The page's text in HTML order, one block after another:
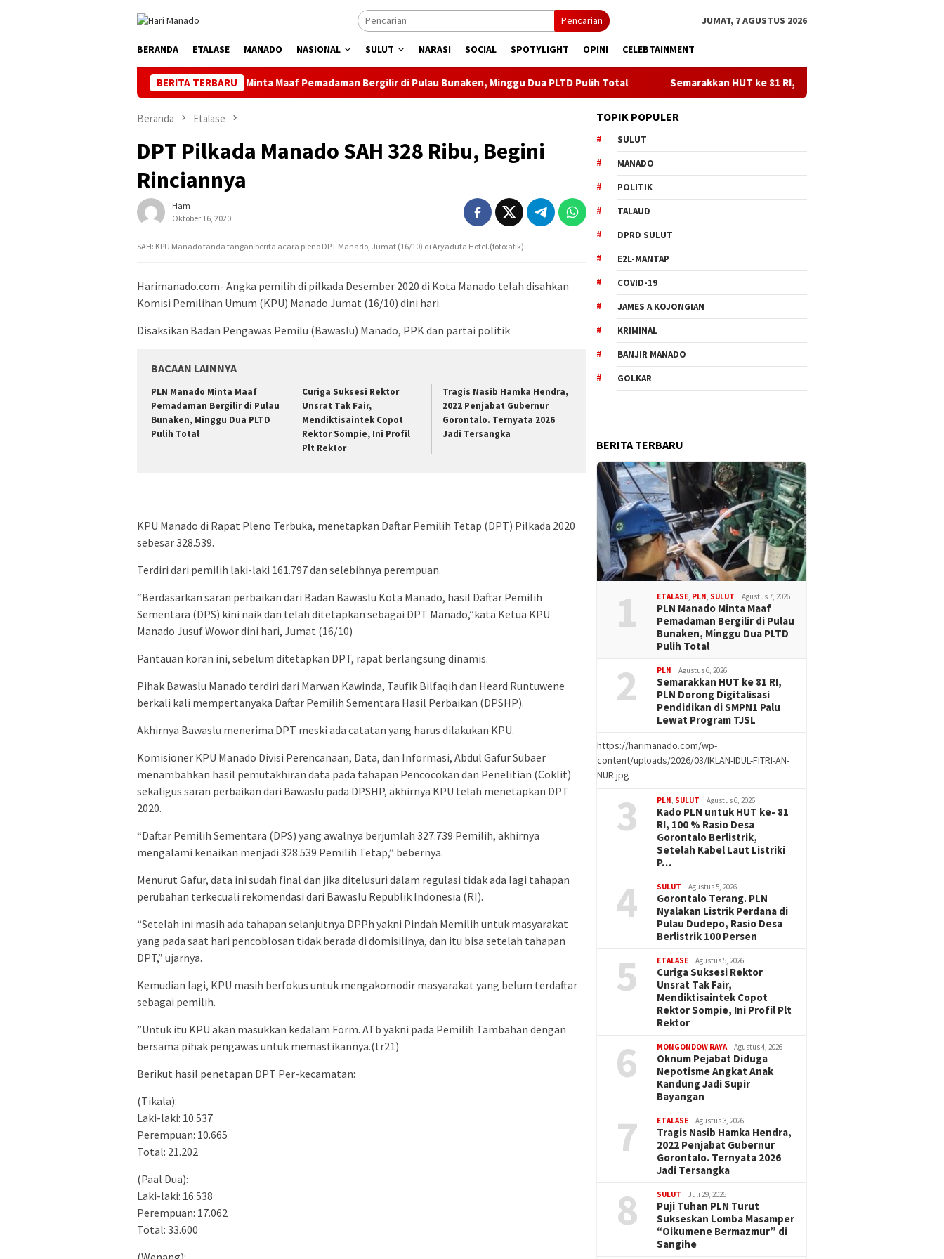
Pencarian JUMAT, 7 AGUSTUS 2026
BERANDA ETALASE MANADO NASIONAL SULUT NARASI SOCIAL SPOTYLIGHT OPINI CELEBTAINMENT
BERITA TERBARU
PLN Manado Minta Maaf Pemadaman Bergilir di Pulau Bunaken, Minggu Dua PLTD Pulih Total Semarakkan HUT ke 81 RI, PLN Dorong Digitalisasi Pendidikan di SMPN1
Beranda Etalase
DPT Pilkada Manado SAH 328 Ribu, Begini
Rinciannya
Ham
Oktober 16, 2020
SAH: KPU Manado tanda tangan berita acara pleno DPT Manado, Jumat (16/10) di Aryaduta Hotel.(foto:afik)
Harimanado.com- Angka pemilih di pilkada Desember 2020 di Kota Manado telah disahkan
Komisi Pemilihan Umum (KPU) Manado Jumat (16/10) dini hari.
Disaksikan Badan Pengawas Pemilu (Bawaslu) Manado, PPK dan partai politik
BACAAN LAINNYA
PLN Manado Minta Maaf
Pemadaman Bergilir di Pulau
Bunaken, Minggu Dua PLTD
Pulih Total
Curiga Suksesi Rektor
Unsrat Tak Fair,
Mendiktisaintek Copot
Rektor Sompie, Ini Profil
Plt Rektor
Tragis Nasib Hamka Hendra,
2022 Penjabat Gubernur
Gorontalo. Ternyata 2026
Jadi Tersangka
KPU Manado di Rapat Pleno Terbuka, menetapkan Daftar Pemilih Tetap (DPT) Pilkada 2020
sebesar 328.539.
Terdiri dari pemilih laki-laki 161.797 dan selebihnya perempuan.
“Berdasarkan saran perbaikan dari Badan Bawaslu Kota Manado, hasil Daftar Pemilih
Sementara (DPS) kini naik dan telah ditetapkan sebagai DPT Manado,”kata Ketua KPU
Manado Jusuf Wowor dini hari, Jumat (16/10)
Pantauan koran ini, sebelum ditetapkan DPT, rapat berlangsung dinamis.
Pihak Bawaslu Manado terdiri dari Marwan Kawinda, Taufik Bilfaqih dan Heard Runtuwene
berkali kali mempertanyaka Daftar Pemilih Sementara Hasil Perbaikan (DPSHP).
Akhirnya Bawaslu menerima DPT meski ada catatan yang harus dilakukan KPU.
Komisioner KPU Manado Divisi Perencanaan, Data, dan Informasi, Abdul Gafur Subaer
menambahkan hasil pemutakhiran data pada tahapan Pencocokan dan Penelitian (Coklit)
sekaligus saran perbaikan dari Bawaslu pada DPSHP, akhirnya KPU telah menetapkan DPT
2020.
“Daftar Pemilih Sementara (DPS) yang awalnya berjumlah 327.739 Pemilih, akhirnya
mengalami kenaikan menjadi 328.539 Pemilih Tetap,” bebernya.
Menurut Gafur, data ini sudah final dan jika ditelusuri dalam regulasi tidak ada lagi tahapan
perubahan terkecuali rekomendasi dari Bawaslu Republik Indonesia (RI).
“Setelah ini masih ada tahapan selanjutnya DPPh yakni Pindah Memilih untuk masyarakat
yang pada saat hari pencoblosan tidak berada di domisilinya, dan itu bisa setelah tahapan
DPT,” ujarnya.
Kemudian lagi, KPU masih berfokus untuk mengakomodir masyarakat yang belum terdaftar
sebagai pemilih.
”Untuk itu KPU akan masukkan kedalam Form. ATb yakni pada Pemilih Tambahan dengan
bersama pihak pengawas untuk memastikannya.(tr21)
Berikut hasil penetapan DPT Per-kecamatan:
(Tikala):
Laki-laki: 10.537
Perempuan: 10.665
Total: 21.202
(Paal Dua):
Laki-laki: 16.538
Perempuan: 17.062
Total: 33.600
TOPIK POPULER
SULUT
MANADO
POLITIK
TALAUD
DPRD SULUT
E2L-MANTAP
COVID-19
JAMES A KOJONGIAN
KRIMINAL
BANJIR MANADO
GOLKAR
BERITA TERBARU
1 ETALASE PLN SULUT Agustus 7, 2026
PLN Manado Minta Maaf
Pemadaman Bergilir di Pulau
Bunaken, Minggu Dua PLTD
Pulih Total
2 PLN Agustus 6, 2026
Semarakkan HUT ke 81 RI,
PLN Dorong Digitalisasi
Pendidikan di SMPN1 Palu
Lewat Program TJSL
https://harimanado.com/wp-
content/uploads/2026/03/IKLAN-IDUL-FITRI-AN-
NUR.jpg
3 PLN SULUT Agustus 6, 2026
Kado PLN untuk HUT ke- 81
RI, 100 % Rasio Desa
Gorontalo Berlistrik,
Setelah Kabel Laut Listriki
P…
4 SULUT Agustus 5, 2026
Gorontalo Terang. PLN
Nyalakan Listrik Perdana di
Pulau Dudepo, Rasio Desa
Berlistrik 100 Persen
5 ETALASE Agustus 5, 2026
Curiga Suksesi Rektor
Unsrat Tak Fair,
Mendiktisaintek Copot
Rektor Sompie, Ini Profil Plt
Rektor
6 MONGONDOW RAYA Agustus 4, 2026
Oknum Pejabat Diduga
Nepotisme Angkat Anak
Kandung Jadi Supir
Bayangan
7 ETALASE Agustus 3, 2026
Tragis Nasib Hamka Hendra,
2022 Penjabat Gubernur
Gorontalo. Ternyata 2026
Jadi Tersangka
8 SULUT Juli 29, 2026
Puji Tuhan PLN Turut
Sukseskan Lomba Masamper
“Oikumene Bermazmur” di
Sangihe